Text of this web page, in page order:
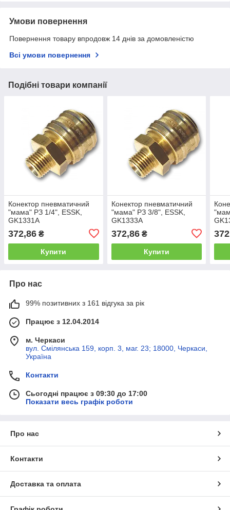
Умови повернення
Повернення товару впродовж 14 днів за домовленістю
Всі умови повернення
Подібні товари компанії
Конектор пневматичний
"мама" РЗ 1/4", ESSK,
GK1331A
372,86 ₴
Купити
Конектор пневматичний
"мама" РЗ 3/8", ESSK,
GK1333A
372,86₴
Купити
Про нас
99% позитивних з 161 відгука за рік
Працює з 12.04.2014
м. Черкаси
вул. Смілянська 159, корп. 3, маг. 23; 18000, Черкаси,
Україна
Контакти
Сьогодні працює з 09:30 до 17:00
Показати весь графік роботи
Про нас
Контакти
Доставка та оплата